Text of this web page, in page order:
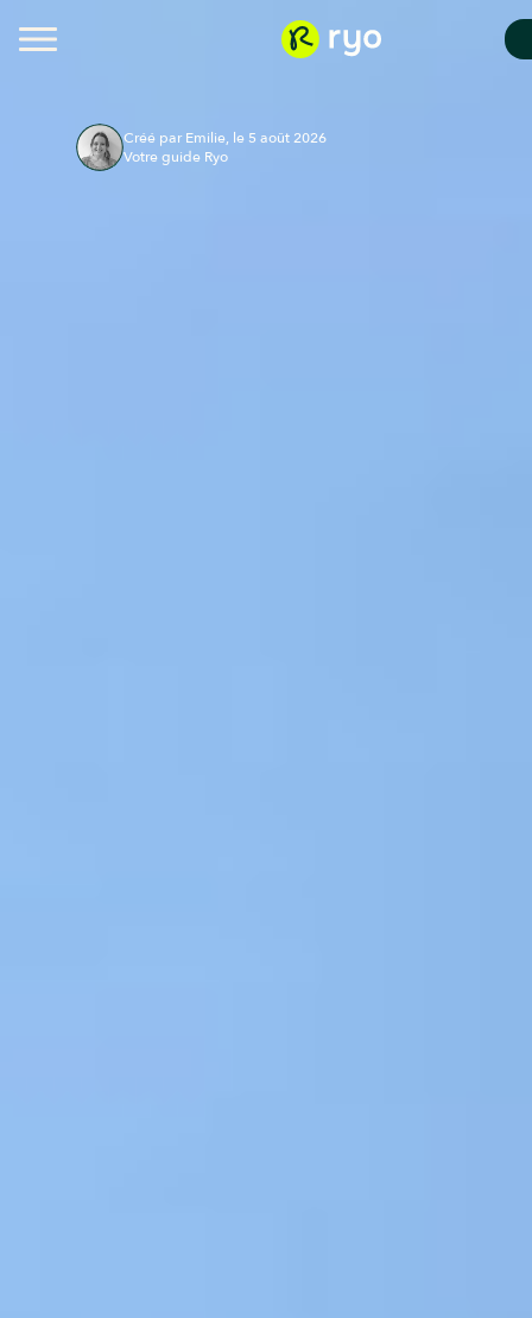
Créé par Emilie, le 5 août 2026
Votre guide Ryo